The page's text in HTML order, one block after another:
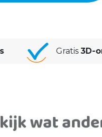
Gratis 3D-
wat